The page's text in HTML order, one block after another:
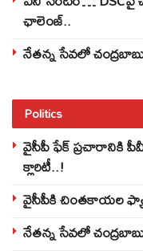
ఛాలెంజ్..
నేతన్న సేవలో
Politics
వైసీపీ ఫేక్ ప్రచారానికి
క్లారిటీ..!
వైసీపీకి చింతకాయల
నేతన్న సేవలో